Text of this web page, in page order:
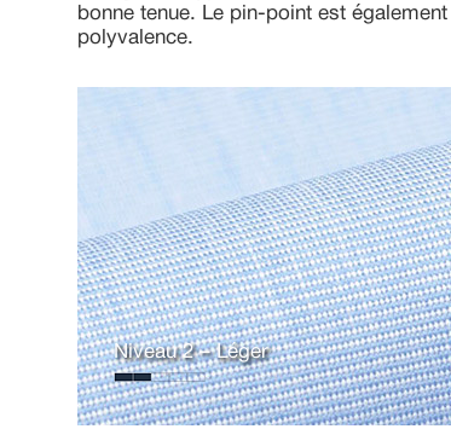
bonne tenue. Le pin-point est
polyvalence.
Niveau 2 – Léger